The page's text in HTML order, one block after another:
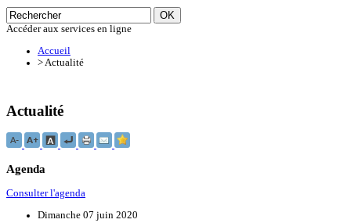
Accéder aux services en ligne
Accueil
> Actualité
Actualité
Agenda
Consulter l'agenda
Dimanche 07 juin 2020